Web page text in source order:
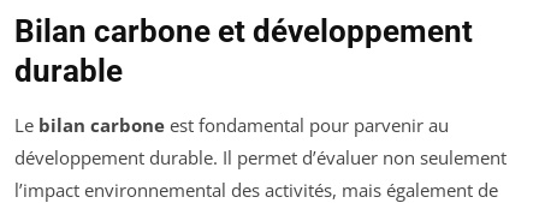
Bilan carbone et développement
durable
Le bilan carbone est fondamental pour parvenir au
développement durable. Il permet d’évaluer non seulement
l’impact environnemental des activités, mais également de